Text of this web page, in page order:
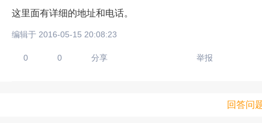
这里面有详细的地址和电话。
编辑于 2016-05-15 20:08:23
0 0 分享 举报
回答问